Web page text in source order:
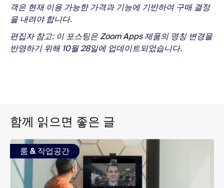
객은 현재 이용 가능한 가격과 기능에 기반하여 구매 결정
을 내려야 합니다.
편집자 참고: 이 포스팅은 Zoom Apps 제품의 명칭 변경을
반영하기 위해 10월 28일에 업데이트되었습니다.
함께 읽으면 좋은 글
룸 & 작업공간